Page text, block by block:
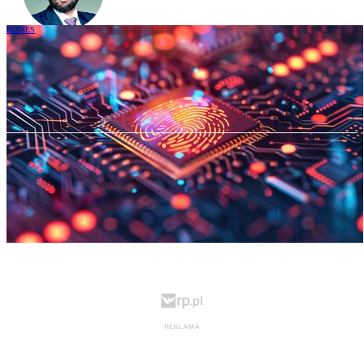
BIZNES
Czy należy bać się kontroli PUODO?